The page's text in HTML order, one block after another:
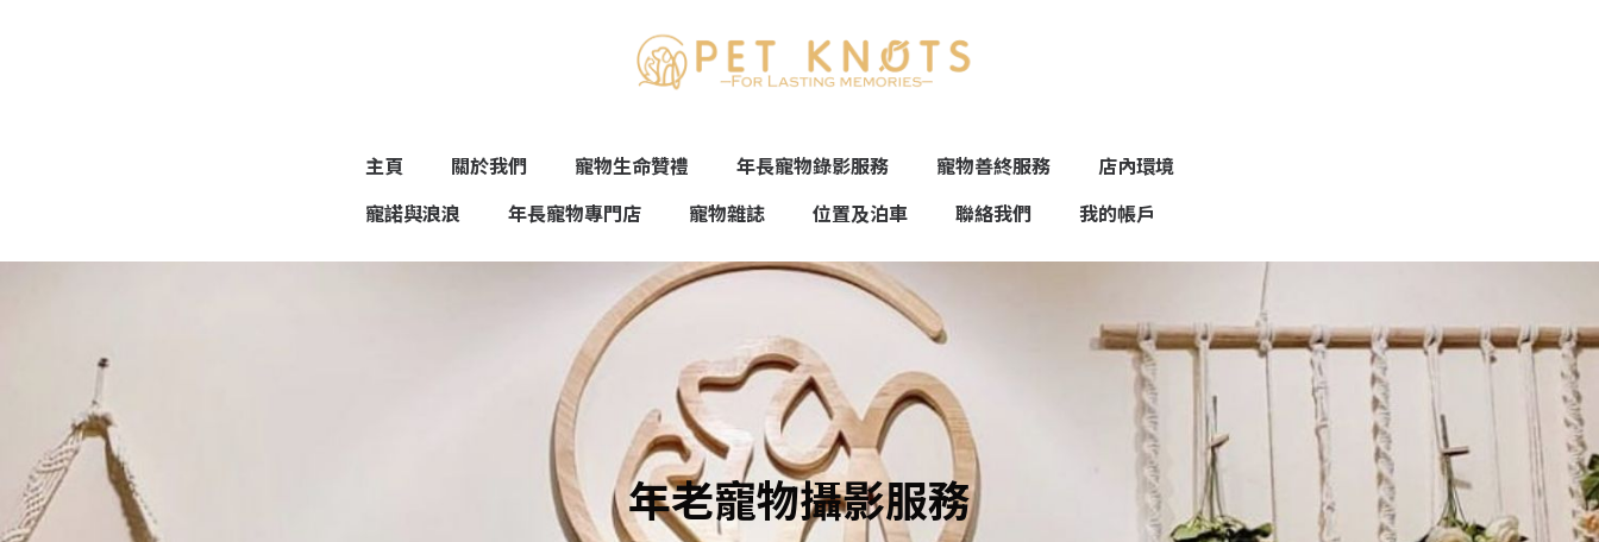
主頁 關於我們 寵物生命贊禮 年長寵物錄影服務 寵物善終服務 店內環境
寵諾與浪浪 年長寵物專門店 寵物雜誌 位置及泊車 聯絡我們 我的帳戶
年老寵物攝影服務